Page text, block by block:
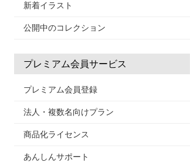
新着イラスト
公開中のコレクション
プレミアム会員サービス
プレミアム会員登録
法人・複数名向けプラン
商品化ライセンス
あんしんサポート